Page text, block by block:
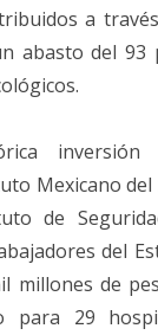
a
abasto del 93
Mexicano del
de
del
millones de
para 29